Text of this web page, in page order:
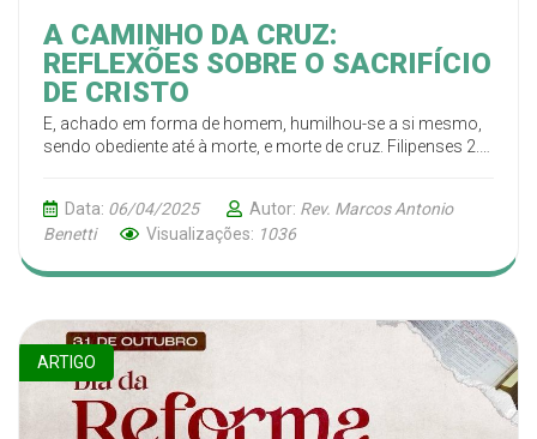
A CAMINHO DA CRUZ:
REFLEXÕES SOBRE O SACRIFÍCIO
DE CRISTO
E, achado em forma de homem, humilhou-se a si mesmo,
sendo obediente até à morte, e morte de cruz. Filipenses 2.8
Data: 06/04/2025 Autor: Rev. Marcos Antonio
Benetti
Visualizações: 1036
ARTIGO